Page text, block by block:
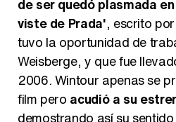
de ser quedó plasmada
viste de Prada', escrito
tuvo la oportunidad de
Weisberge, y que fue
2006. Wintour apenas se
film pero acudió a su
demostrando así su